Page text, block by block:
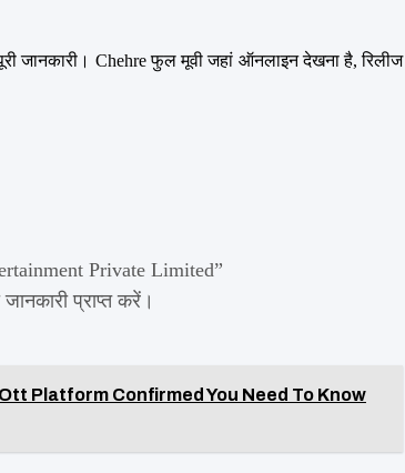
जानकारी। Chehre फुल मूवी जहां ऑनलाइन देखना है, रिलीज
Private Limited”
प्राप्त करें।
Platform Confirmed You Need To Know